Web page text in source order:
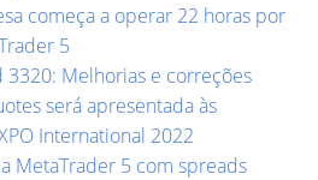
começa a operar 22 horas por
5
Melhorias e correções
será apresentada às
International 2022
MetaTrader 5 com spreads